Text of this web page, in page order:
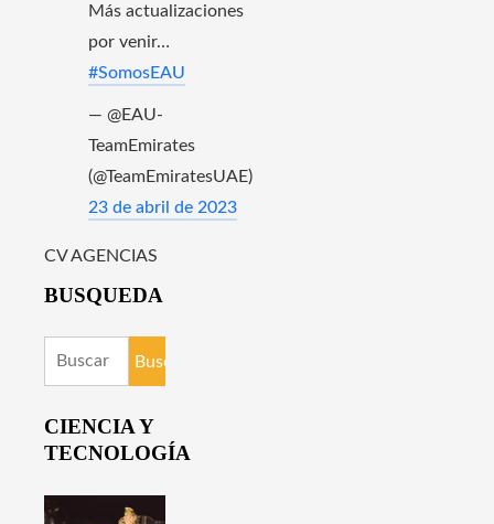
Más actualizaciones
por venir…
#SomosEAU
— @EAU-
TeamEmirates
(@TeamEmiratesUAE)
23 de abril de 2023
CV AGENCIAS
BUSQUEDA
Buscar:
CIENCIA Y
TECNOLOGÍA